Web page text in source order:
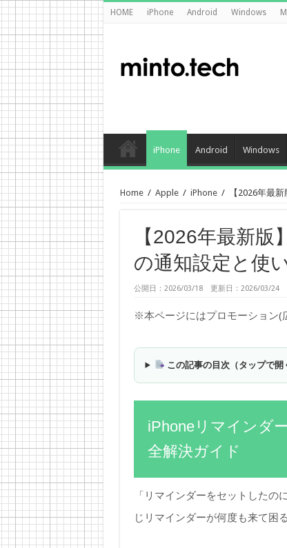
HOME iPhone Android Windows
iPhone Android Windows
Home / Apple / iPhone / 【2026年最
【2026年最新
の通知設定と使
公開日：2026/03/18 更新日：2026/03/24
※本ページにはプロモーション(
この記事の目次（タップで開
iPhoneリマインダ
全解決ガイド
「リマインダーをセットした
じリマインダーが何度も来て